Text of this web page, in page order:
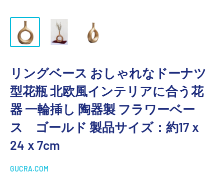
リングベース おしゃれなドーナツ
型花瓶 北欧風インテリアに合う花
器 一輪挿し 陶器製 フラワーベー
ス ゴールド 製品サイズ：約17ｘ
24ｘ7cm
GUCRA.COM